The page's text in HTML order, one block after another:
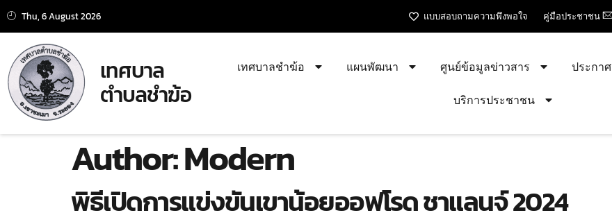
Thu, 6 August 2026 แบบสอบถามความพึงพอใจ คู่มือประชาชน
เทศบาล
ตำบลชำฆ้อ
เทศบาลชำฆ้อ แผนพัฒนา ศูนย์ข้อมูลข่าวสาร ประกาศ
บริการประชาชน
Author:Modern
พิธีเปิดการแข่งขันเขาน้อยออฟโรด ชาแลนจ์ 2024